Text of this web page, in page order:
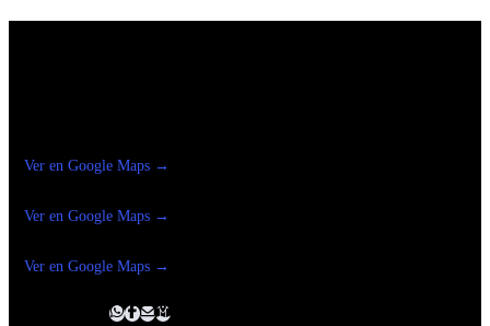
Ver en Google Maps →
Ver en Google Maps →
Ver en Google Maps →